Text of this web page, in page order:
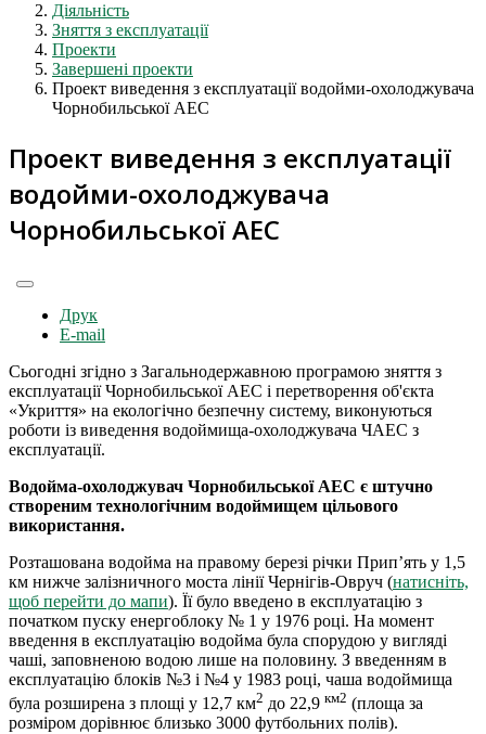
Діяльність
Зняття з експлуатації
Проекти
Завершені проекти
Проект виведення з експлуатації водойми-охолоджувача
Чорнобильської АЕС
Проект виведення з експлуатації
водойми-охолоджувача
Чорнобильської АЕС
Друк
E-mail
Сьогодні згідно з Загальнодержавною програмою зняття з
експлуатації Чорнобильської АЕС і перетворення об'єкта
«Укриття» на екологічно безпечну систему, виконуються
роботи із виведення водоймища-охолоджувача ЧАЕС з
експлуатації.
Водойма-охолоджувач Чорнобильської АЕС є штучно
створеним технологічним водоймищем цільового
використання.
Розташована водойма на правому березі річки Прип’ять у 1,5
км нижче залізничного моста лінії Чернігів-Овруч (натисніть,
щоб перейти до мапи). Її було введено в експлуатацію з
початком пуску енергоблоку № 1 у 1976 році. На момент
введення в експлуатацію водойма була спорудою у вигляді
чаші, заповненою водою лише на половину. З введенням в
експлуатацію блоків №3 і №4 у 1983 році, чаша водоймища
була розширена з площі у 12,7 км2 до 22,9 км2 (площа за
розміром дорівнює близько 3000 футбольних полів).